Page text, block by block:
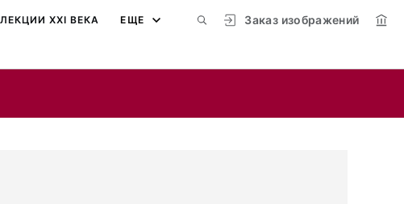
Заказ изображений
XXI ВЕКА ЕЩЕ